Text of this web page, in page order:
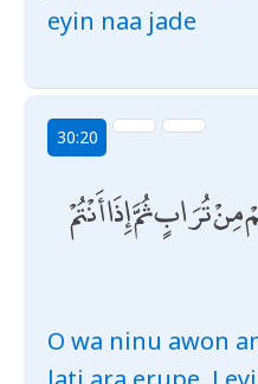
eyin naa jade
30:20
ثُمَّ إِذَا أَنْتُمْ
O wa ninu awon